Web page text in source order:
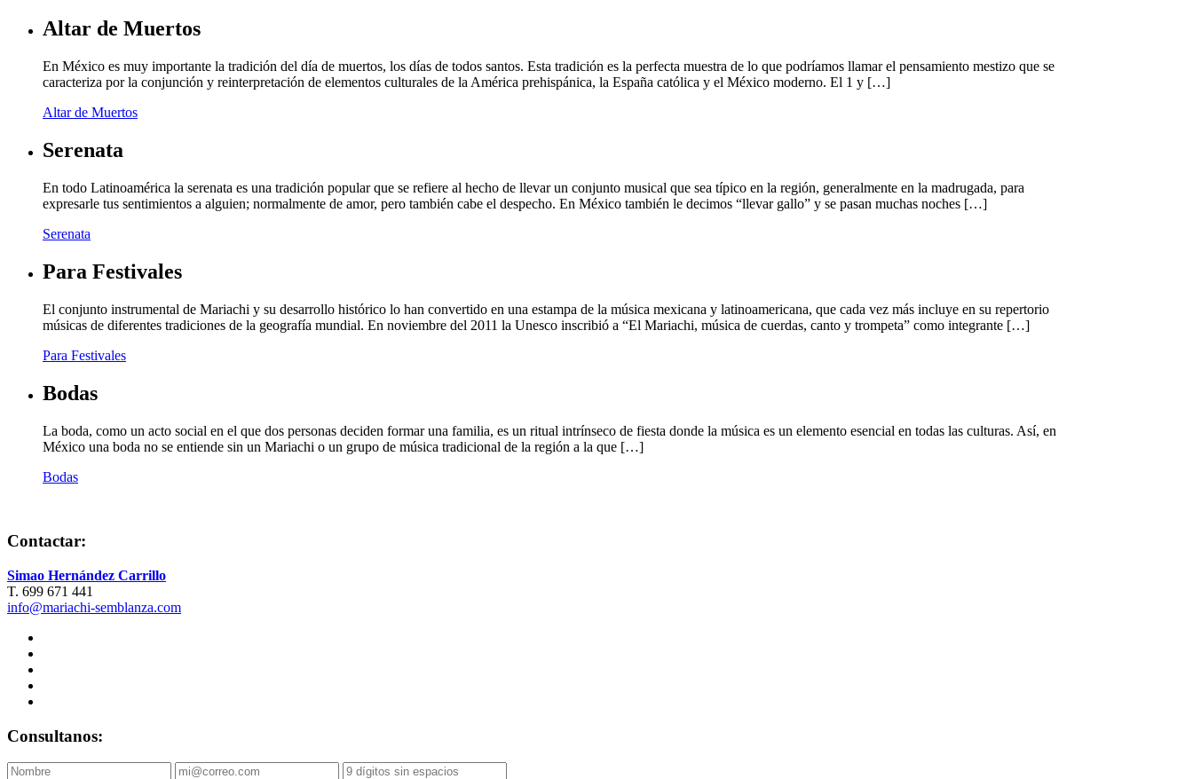
Altar de Muertos
En México es muy importante la tradición del día de muertos, los días de todos santos. Esta tradición es la perfecta muestra de lo que podríamos llamar el pensamiento mestizo que se
caracteriza por la conjunción y reinterpretación de elementos culturales de la América prehispánica, la España católica y el México moderno. El 1 y […]
Altar de Muertos
Serenata
En todo Latinoamérica la serenata es una tradición popular que se refiere al hecho de llevar un conjunto musical que sea típico en la región, generalmente en la madrugada, para
expresarle tus sentimientos a alguien; normalmente de amor, pero también cabe el despecho. En México también le decimos “llevar gallo” y se pasan muchas noches […]
Serenata
Para Festivales
El conjunto instrumental de Mariachi y su desarrollo histórico lo han convertido en una estampa de la música mexicana y latinoamericana, que cada vez más incluye en su repertorio
músicas de diferentes tradiciones de la geografía mundial. En noviembre del 2011 la Unesco inscribió a “El Mariachi, música de cuerdas, canto y trompeta” como integrante […]
Para Festivales
Bodas
La boda, como un acto social en el que dos personas deciden formar una familia, es un ritual intrínseco de fiesta donde la música es un elemento esencial en todas las culturas. Así, en
México una boda no se entiende sin un Mariachi o un grupo de música tradicional de la región a la que […]
Bodas
Contactar:
Simao Hernández Carrillo
T. 699 671 441
info@mariachi-semblanza.com
Consultanos: